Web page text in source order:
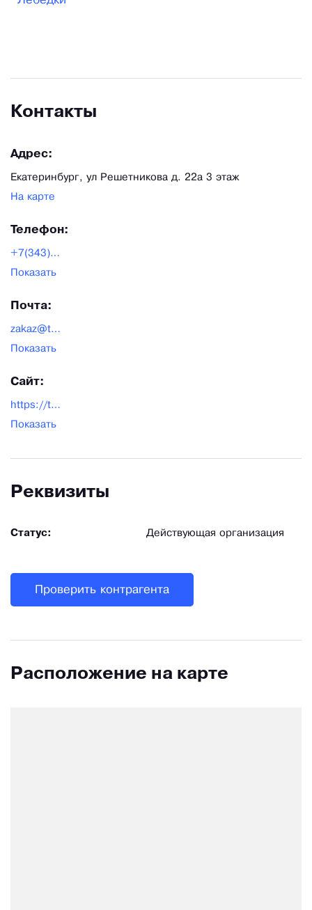
Контакты
Адрес:
Екатеринбург, ул Решетникова д. 22а 3 этаж
На карте
Телефон:
+7(343)226-02-56
Показать
Почта:
zakaz@tpksklad.ru
Показать
Сайт:
https://tpksklad.ru/
Показать
Реквизиты
Статус: Действующая организация
Проверить контрагента
Расположение на карте